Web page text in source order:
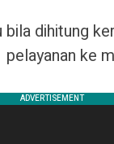
dihitung
ke